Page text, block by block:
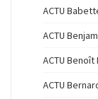
ACTU
ACTU
ACTU
ACTU